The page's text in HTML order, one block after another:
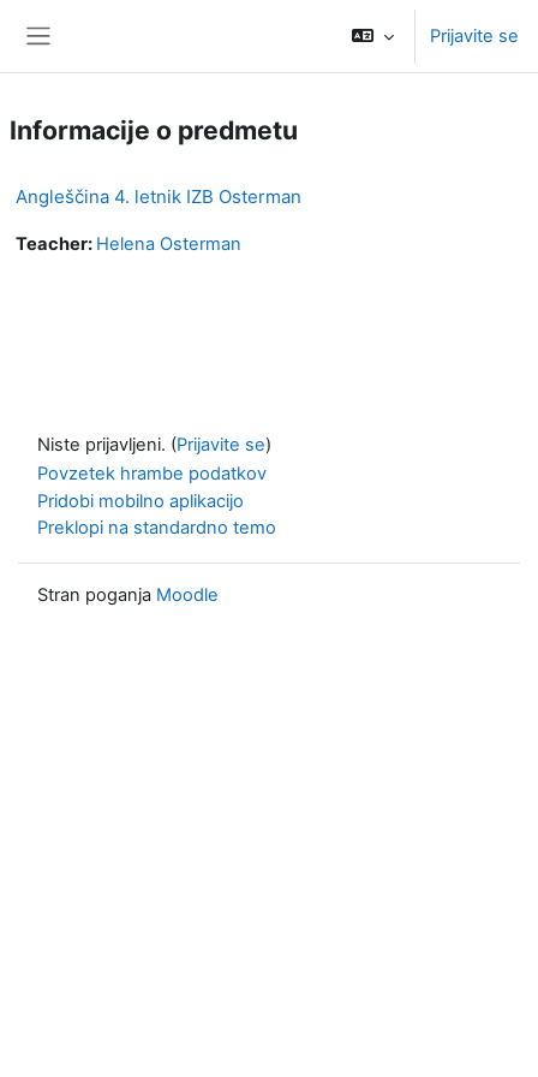
Prijavite se
Informacije o predmetu
Angleščina 4. letnik IZB Osterman
Teacher: Helena Osterman
Niste prijavljeni. (Prijavite se)
Povzetek hrambe podatkov
Pridobi mobilno aplikacijo
Preklopi na standardno temo
Stran poganja Moodle